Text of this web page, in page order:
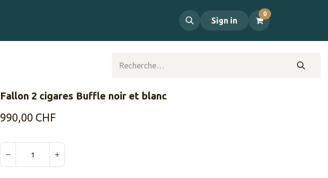
Sign in
0
Fallon 2 cigares Buffle noir et blanc
990,00 CHF